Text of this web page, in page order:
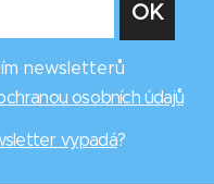
newsletterů
osobních údajů
vypadá?